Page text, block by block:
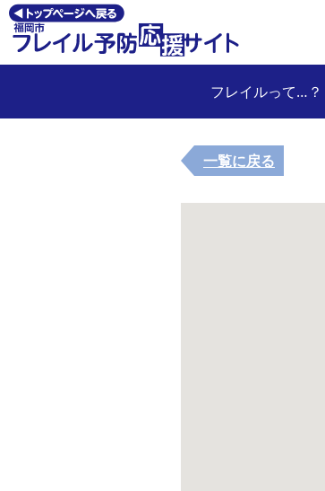
フレイルって…？
一覧に戻る